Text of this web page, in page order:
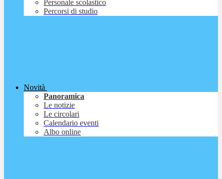
Personale scolastico
Percorsi di studio
Novità
Panoramica
Le notizie
Le circolari
Calendario eventi
Albo online